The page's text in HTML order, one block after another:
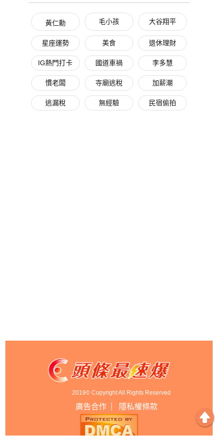
黃仁勳 毛小孩 大谷翔平
星座運勢 美食 退休理財
IG熱門打卡 國道車禍 李多慧
慣老闆 寺廟逃稅 加薪潮
逃漏稅 無經驗 民宿偷拍
2019© Copyright All Rights Reserved
廣告合作 隱私權條款